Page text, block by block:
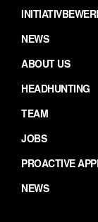
NEWS
ABOUT US
HEADHUNTING
TEAM
JOBS
PROACTIVE
NEWS